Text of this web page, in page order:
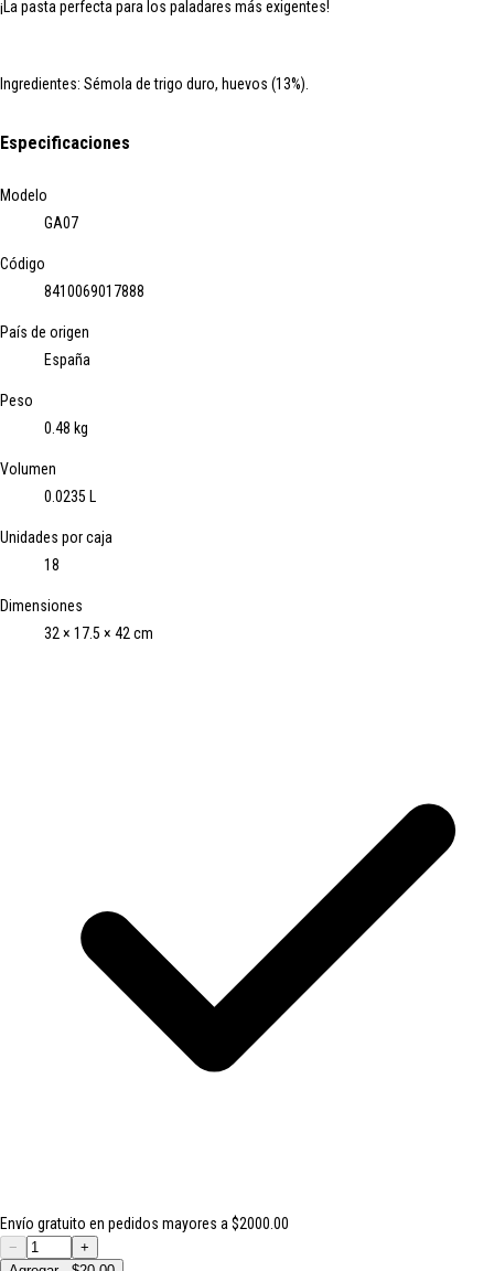
¡La pasta perfecta para Ios paladares más exigentes!
Ingredientes: Sémola de trigo duro, huevos (13%).
Especificaciones
Modelo
GA07
Código
8410069017888
País de origen
España
Peso
0.48 kg
Volumen
0.0235 L
Unidades por caja
18
Dimensiones
32 × 17.5 × 42 cm
Envío gratuito en pedidos mayores a $2000.00
−
+